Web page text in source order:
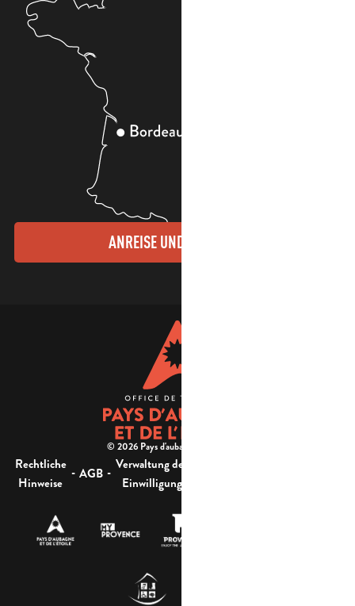
ANREISE UND KONTAKTE
© 2026 Pays d'aubagne et de l'étoile -
Rechtliche
Hinweise
- AGB - Verwaltung der
Einwilligung